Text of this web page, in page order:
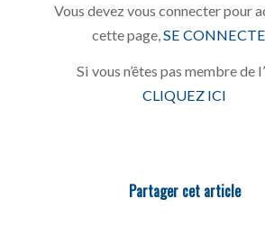
Vous devez vous connecter pour
cette page, SE
Si vous n’êtes pas membre de
CLIQUEZ ICI
Partager cet article